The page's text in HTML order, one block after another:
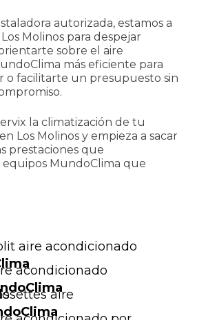
autorizada, estamos a
Molinos para despejar
sobre el aire
más eficiente para
o facilitarte un presupuesto sin
la climatización de tu
Los Molinos y empieza a sacar
prestaciones que
MundoClima que